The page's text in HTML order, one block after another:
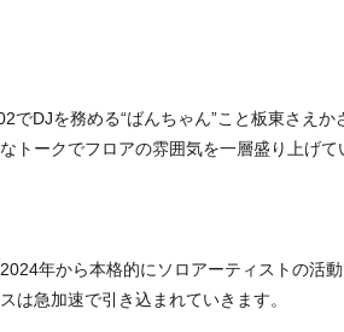
でDJを務める“ばんちゃん”こと板東さえ
トークでフロアの雰囲気を一層盛り上げて
年から本格的にソロアーティストの活
は急加速で引き込まれていきます。